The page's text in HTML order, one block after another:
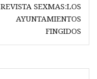
REVISTA SEXMAS:LOS
AYUNTAMIENTOS
FINGIDOS